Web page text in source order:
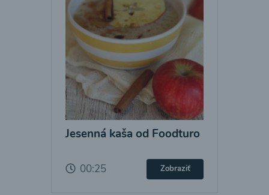
Jesenná kaša od Foodturo
00:25 Zobraziť